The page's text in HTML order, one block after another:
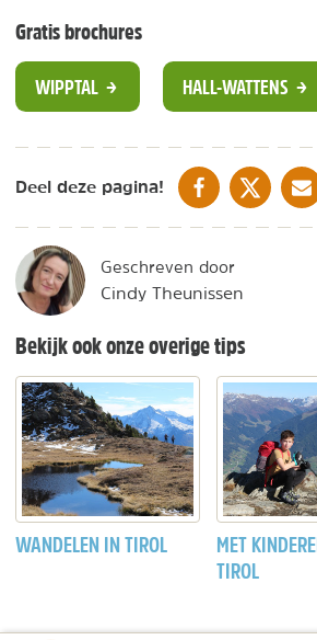
Gratis brochures
WIPPTAL HALL-WATTENS
Deel deze pagina! DELEN OPDELEN OP X
Geschreven door
Cindy Theunissen
Bekijk ook onze overige tips
WANDELEN IN TIROL
MET
TIROL